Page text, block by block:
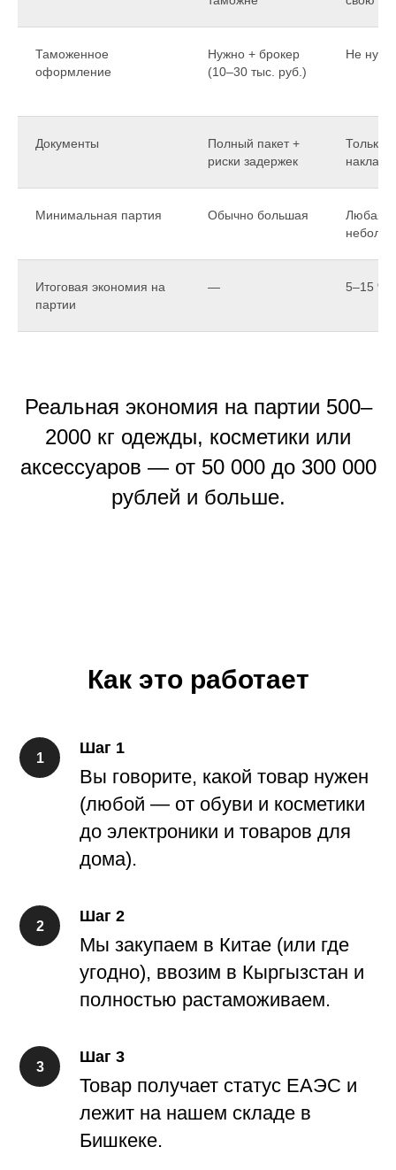
Таможенное
оформление
Нужно + брокер
(10–30 тыс. руб.)
Не
Документы
Полный пакет +
риски задержек
Только
Минимальная партия Обычно большая
Любая,
Итоговая экономия на
партии
— 5–15 %
Реальная экономия на партии 500–
2000 кг одежды, косметики или
аксессуаров — от 50 000 до 300 000
рублей и больше.
Как это работает
Шаг 1
Вы говорите, какой товар нужен
(любой — от обуви и косметики
до электроники и товаров для
дома).
Шаг 2
Мы закупаем в Китае (или где
угодно), ввозим в Кыргызстан и
полностью растаможиваем.
Шаг 3
Товар получает статус ЕАЭС и
лежит на нашем складе в
Бишкеке.